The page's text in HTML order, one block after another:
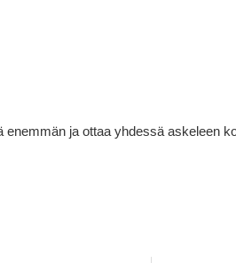
ja ottaa yhdessä askeleen